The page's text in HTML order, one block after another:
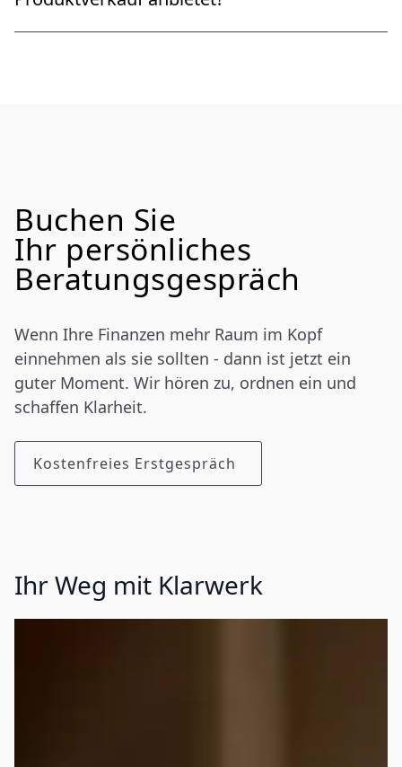
Buchen Sie
Ihr persönliches
Beratungsgespräch
Wenn Ihre Finanzen mehr Raum im Kopf
einnehmen als sie sollten - dann ist jetzt ein
guter Moment. Wir hören zu, ordnen ein und
schaffen Klarheit.
Kostenfreies Erstgespräch
Ihr Weg mit Klarwerk